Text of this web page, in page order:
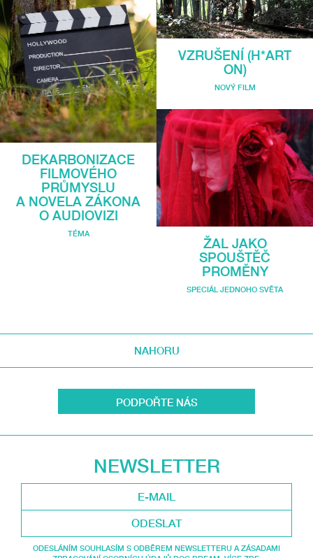
DEKARBONIZACE
FILMOVÉHO
PRŮMYSLU
A NOVELA ZÁKONA
O AUDIOVIZI
TÉMA
VZRUŠENÍ (H*ART
ON)
NOVÝ FILM
ŽAL JAKO
SPOUŠTĚČ
PROMĚNY
SPECIÁL JEDNOHO SVĚTA
NAHORU
PODPOŘTE NÁS
NEWSLETTER
ODESLAT
ODESLÁNÍM SOUHLASÍM S ODBĚREM NEWSLETTERU A ZÁSADAMI